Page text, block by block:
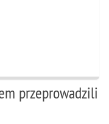
przeprowadzili